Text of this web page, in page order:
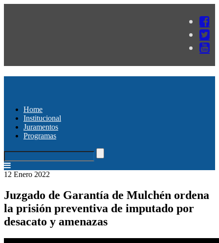
Home
Institucional
Juramentos
Programas
12 Enero 2022
Juzgado de Garantía de Mulchén ordena
la prisión preventiva de imputado por
desacato y amenazas